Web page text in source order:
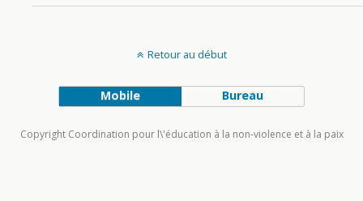
Retour au début
Mobile Bureau
Copyright Coordination pour l\'éducation à la non-violence et à la paix